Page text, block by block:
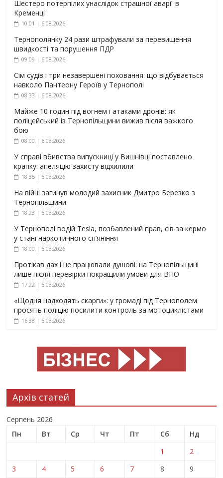
Шестеро потерпілих унаслідок страшної аварії в
Кременці
10:01 | 6.08.2026
Тернополянку 24 рази штрафували за перевищення
швидкості та порушення ПДР
09:09 | 6.08.2026
Сім судів і три незавершені поховання: що відбувається
навколо Пантеону Героїв у Тернополі
08:33 | 6.08.2026
Майже 10 годин під вогнем і атаками дронів: як
поліцейський із Тернопільщини вижив після важкого
бою
08:00 | 6.08.2026
У справі вбивства випускниці у Вишнівці поставлено
крапку: апеляцію захисту відхилили
18:35 | 5.08.2026
На війні загинув молодий захисник Дмитро Березко з
Тернопільщини
18:23 | 5.08.2026
У Тернополі водій Tesla, позбавлений прав, сів за кермо
у стані наркотичного сп’яніння
18:00 | 5.08.2026
Протікав дах і не працювали душові: на Тернопільщині
лише після перевірки покращили умови для ВПО
17:22 | 5.08.2026
«Щодня надходять скарги»: у громаді під Тернополем
просять поліцію посилити контроль за мотоциклістами
16:38 | 5.08.2026
Архів статей
Серпень 2026
Пн
Вт Ср Чт Пт Сб
Нд
1
2
3
4 5 6 7 8
9